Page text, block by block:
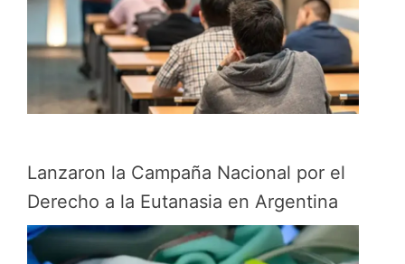
Lanzaron la Campaña Nacional por el
Derecho a la Eutanasia en Argentina